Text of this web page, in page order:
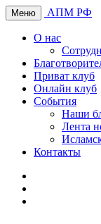
Меню АПМ РФ
О нас
Приват клуб
Онлайн клуб
События
Наши
Лента
Контакты